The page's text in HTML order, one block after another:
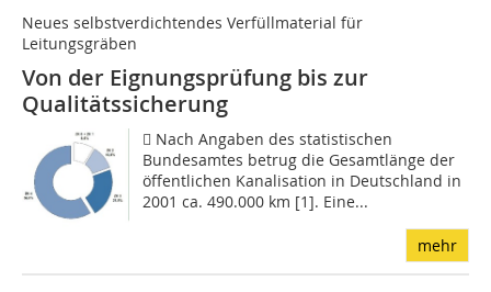
Neues selbstverdichtendes Verfüllmaterial für
Leitungsgräben
Von der Eignungsprüfung bis zur
Qualitätssicherung
 Nach Angaben des statistischen
Bundesamtes betrug die Gesamtlänge der
öffentlichen Kanalisation in Deutschland in
2001 ca. 490.000 km [1]. Eine...
mehr